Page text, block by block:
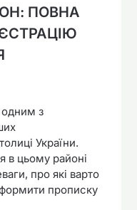
ПОВНА
одним з
України.
в цьому районі
про які варто
прописку